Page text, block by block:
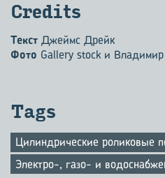
Credits
Текст Джеймс Дрейк
Фото Gallery stock и
Tags
Цилиндрические роликовые
Электро-, газо- и